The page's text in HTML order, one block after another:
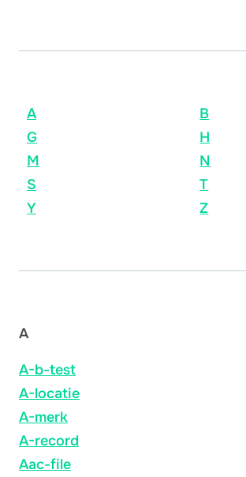
A B
G
H
M
N
S
T
Y
Z
A
A-b-test
A-locatie
A-merk
A-record
Aac-file